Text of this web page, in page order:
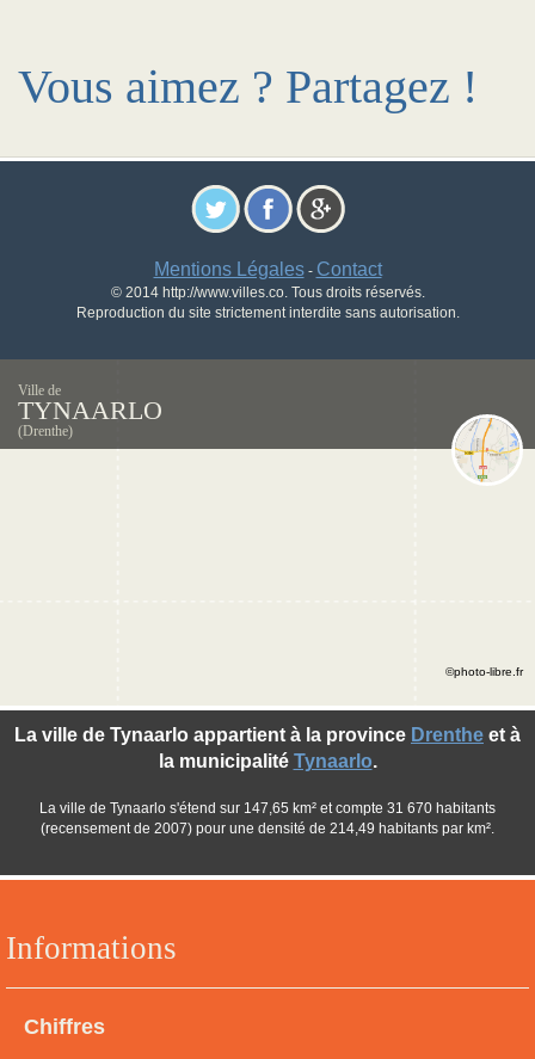
Vous aimez ? Partagez !
Mentions Légales- Contact
© 2014 http://www.villes.co. Tous droits réservés.
Reproduction du site strictement interdite sans autorisation.
Ville de
TYNAARLO
(Drenthe)
Informations
Chiffres
La ville de Tynaarlo appartient à la province Drenthe et à
la municipalité Tynaarlo.
La ville de Tynaarlo s'étend sur 147,65 km² et compte 31 670 habitants
(recensement de 2007) pour une densité de 214,49 habitants par km².
©photo-libre.fr